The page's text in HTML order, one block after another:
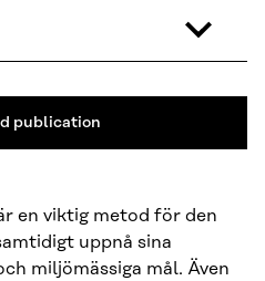
publication
en viktig metod för den
uppnå sina
miljömässiga mål. Även